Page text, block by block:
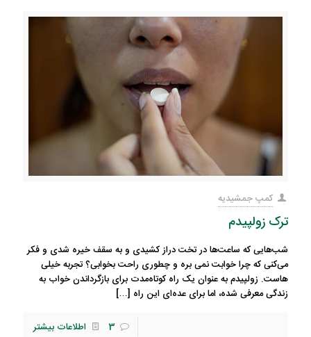
کمپ جمشیدیه
ترک زولپیدم
شب‌هایی که ساعت‌ها در تخت دراز کشیدی و به سقف خیره شدی و فکر
می‌کنی که چرا خوابت نمی بره و چطوری راحت بخوابی؟ تجربه خیلی
هاست. زولپیدم به عنوان یک راه کوتاه‌مدت برای بازگرداندن خواب به
زندگی معرفی شده، اما برای عده‌ای این راه […]
3 اطلاعات بیشتر